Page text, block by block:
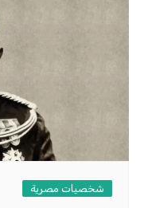
شخصيات مصرية